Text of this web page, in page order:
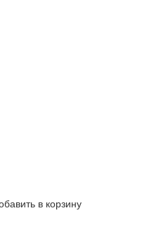
в корзину